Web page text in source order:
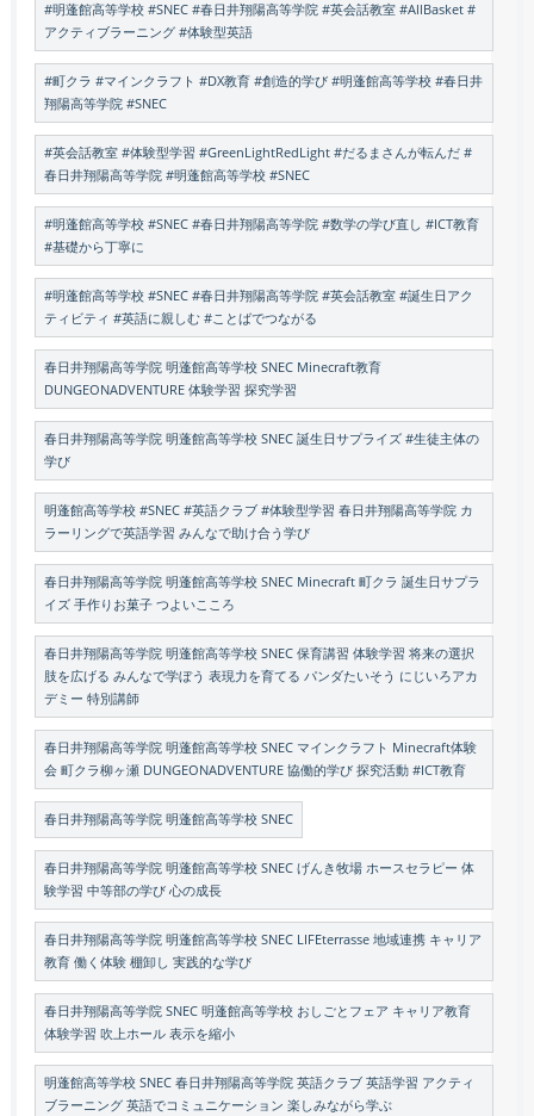
#明蓬館高等学校 #SNEC #春日井翔陽高等学院 #英会話教室 #AllBasket #
アクティブラーニング #体験型英語
#町クラ #マインクラフト #DX教育 #創造的学び #明蓬館高等学校 #春日井
翔陽高等学院 #SNEC
#英会話教室 #体験型学習 #GreenLightRedLight #だるまさんが転んだ #
春日井翔陽高等学院 #明蓬館高等学校 #SNEC
#明蓬館高等学校 #SNEC #春日井翔陽高等学院 #数学の学び直し #ICT教育
#基礎から丁寧に
#明蓬館高等学校 #SNEC #春日井翔陽高等学院 #英会話教室 #誕生日アク
ティビティ #英語に親しむ #ことばでつながる
春日井翔陽高等学院 明蓬館高等学校 SNEC Minecraft教育
DUNGEONADVENTURE 体験学習 探究学習
春日井翔陽高等学院 明蓬館高等学校 SNEC 誕生日サプライズ #生徒主体の
学び
明蓬館高等学校 #SNEC #英語クラブ #体験型学習 春日井翔陽高等学院 カ
ラーリングで英語学習 みんなで助け合う学び
春日井翔陽高等学院 明蓬館高等学校 SNEC Minecraft 町クラ 誕生日サプラ
イズ 手作りお菓子 つよいこころ
春日井翔陽高等学院 明蓬館高等学校 SNEC 保育講習 体験学習 将来の選択
肢を広げる みんなで学ぼう 表現力を育てる パンダたいそう にじいろアカ
デミー 特別講師
春日井翔陽高等学院 明蓬館高等学校 SNEC マインクラフト Minecraft体験
会 町クラ柳ヶ瀬 DUNGEONADVENTURE 協働的学び 探究活動 #ICT教育
春日井翔陽高等学院 明蓬館高等学校 SNEC
春日井翔陽高等学院 明蓬館高等学校 SNEC げんき牧場 ホースセラピー 体
験学習 中等部の学び 心の成長
春日井翔陽高等学院 明蓬館高等学校 SNEC LIFEterrasse 地域連携 キャリア
教育 働く体験 棚卸し 実践的な学び
春日井翔陽高等学院 SNEC 明蓬館高等学校 おしごとフェア キャリア教育
体験学習 吹上ホール 表示を縮小
明蓬館高等学校 SNEC 春日井翔陽高等学院 英語クラブ 英語学習 アクティ
ブラーニング 英語でコミュニケーション 楽しみながら学ぶ